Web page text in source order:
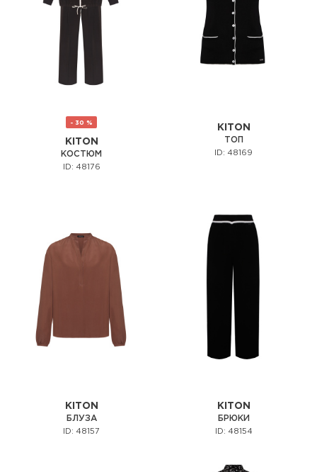
- 30 %
KITON
КОСТЮМ
ID: 48176
KITON
ТОП
ID: 48169
KITON
БЛУЗА
ID: 48157
KITON
БРЮКИ
ID: 48154